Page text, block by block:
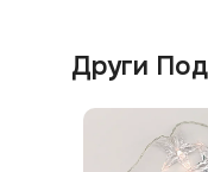
Други